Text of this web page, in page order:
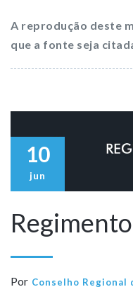
A reprodução deste
que a fonte seja
10
jun
Por Conselho Regional